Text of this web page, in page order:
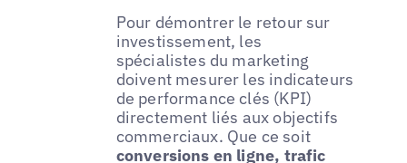
Pour démontrer le retour sur
investissement, les
spécialistes du marketing
doivent mesurer les indicateurs
de performance clés (KPI)
directement liés aux objectifs
commerciaux. Que ce soit
conversions en ligne, trafic